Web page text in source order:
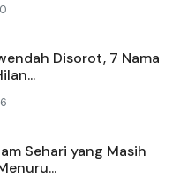
Disorot, 7 Nama
Sehari yang Masih